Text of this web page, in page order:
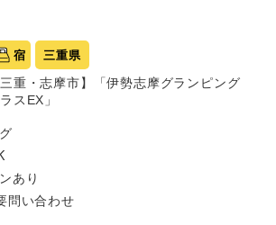
宿 三重県
三重・志摩市】「伊勢志摩グランピング
スEX」
あり
問い合わせ